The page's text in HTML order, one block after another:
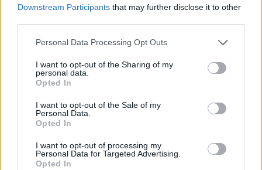
Downstream Participants that may further disclose it to other
Please note that this website/app uses one or more Google
not limited to your visit or usage behaviour. You may click to
grant or deny consent to Google and its third-party tags to
use your data for below specified purposes in below Google
consent section.
Personal Data Processing Opt Outs
I want to opt-out of the Sharing of my
personal data.
Opted In
I want to opt-out of the Sale of my
Personal Data.
Opted In
I want to opt-out of processing my
Personal Data for Targeted Advertising.
Opted In
Feliratkozom a hírlevélre és elfogadom azadatvédelmi
szabályzatot!
FELIRATKOZÁS
Országos hírek
Kecskeméten is szakirányú továbbképzésekkel erősít a Gál
Ferenc Egyetem
Kiemelt fontosságú a Gál Ferenc Egyetem számára a jövőbe